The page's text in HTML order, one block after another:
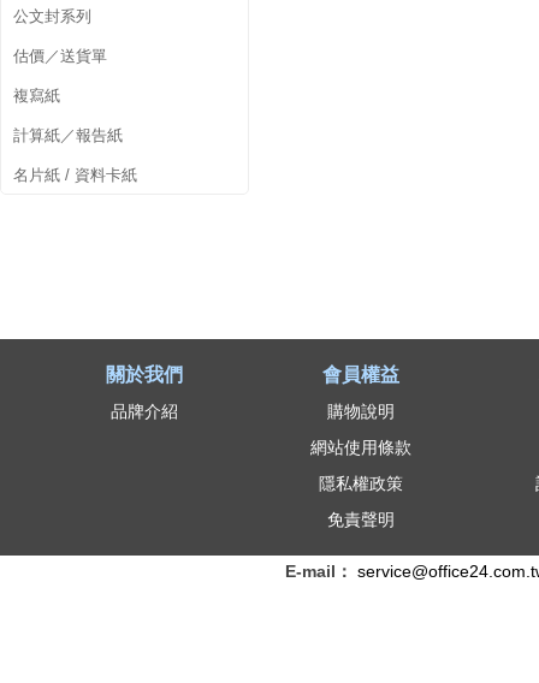
公文封系列
估價／送貨單
複寫紙
計算紙／報告紙
名片紙 / 資料卡紙
關於我們
品牌介紹
會員權益
購物說明
網站使用條款
隱私權政策
免責聲明
E-mail：